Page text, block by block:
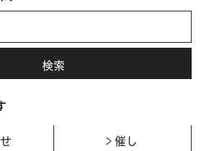
催し